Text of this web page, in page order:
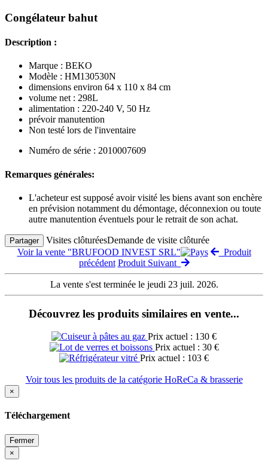
Congélateur bahut
Description :
Marque : BEKO
Modèle : HM130530N
dimensions environ 64 x 110 x 84 cm
volume net : 298L
alimentation : 220-240 V, 50 Hz
prévoir manutention
Non testé lors de l'inventaire
Numéro de série : 2010007609
Remarques générales:
L'acheteur est supposé avoir visité les biens avant son enchère
en prévision notamment du démontage, déconnexion ou toute
autre manutention éventuels pour le retrait de son achat.
Partager Visites clôturéesDemande de visite clôturée
Voir la vente "BRUFOOD INVEST SRL"
Produit
précédent Produit Suivant
La vente s'est terminée le jeudi 23 juil. 2026.
Découvrez les produits similaires en vente...
Prix actuel : 130 €
Prix actuel : 30 €
Prix actuel : 103 €
Voir tous les produits de la catégorie HoReCa & brasserie
×
Téléchargement
Fermer
×